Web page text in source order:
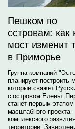
Пешком по
островам: как
мост изменит
в Приморье
Группа компаний
планирует построить
который свяжет
с островом Елены.
станет первым этапом
масштабного проекта
комплексного развития
территории.